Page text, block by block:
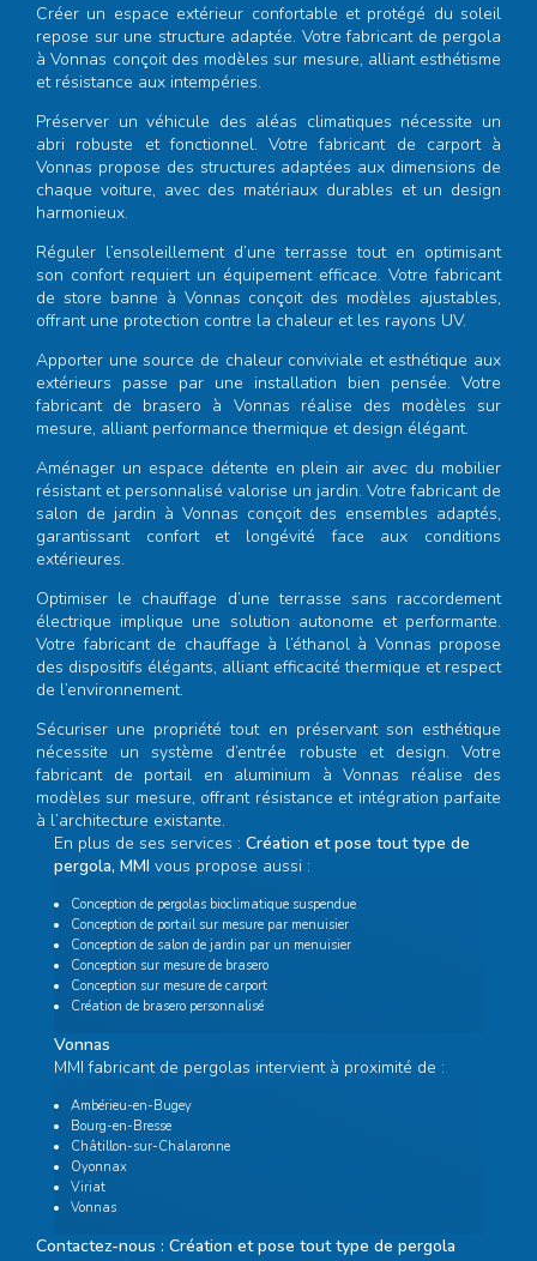
Créer un espace extérieur confortable et protégé du soleil
repose sur une structure adaptée. Votrefabricant de pergola
à Vonnas conçoit des modèles sur mesure, alliant esthétisme
et résistance aux intempéries.
Préserver un véhicule des aléas climatiques nécessite un
abri robuste et fonctionnel. Votrefabricant de carport à
Vonnas propose des structures adaptées aux dimensions de
chaque voiture, avec des matériaux durables et un design
harmonieux.
Réguler l’ensoleillement d’une terrasse tout en optimisant
son confort requiert un équipement efficace. Votrefabricant
de store banne à Vonnas conçoit des modèles ajustables,
offrant une protection contre la chaleur et les rayons UV.
Apporter une source de chaleur conviviale et esthétique aux
extérieurs passe par une installation bien pensée. Votre
fabricant de brasero à Vonnas réalise des modèles sur
mesure, alliant performance thermique et design élégant.
Aménager un espace détente en plein air avec du mobilier
résistant et personnalisé valorise un jardin. Votrefabricant de
salon de jardin à Vonnas conçoit des ensembles adaptés,
garantissant confort et longévité face aux conditions
extérieures.
Optimiser le chauffage d’une terrasse sans raccordement
électrique implique une solution autonome et performante.
Votrefabricant de chauffage à l’éthanol à Vonnas propose
des dispositifs élégants, alliant efficacité thermique et respect
de l’environnement.
Sécuriser une propriété tout en préservant son esthétique
nécessite un système d’entrée robuste et design. Votre
fabricant de portail en aluminium à Vonnas réalise des
modèles sur mesure, offrant résistance et intégration parfaite
à l’architecture existante.
En plus de ses services : Création et pose tout type de
pergola, MMI vous propose aussi :
Conception de pergolas bioclimatique suspendue
Conception de portail sur mesure par menuisier
Conception de salon de jardin par un menuisier
Conception sur mesure de brasero
Conception sur mesure de carport
Création de brasero personnalisé
Vonnas
MMI fabricant de pergolas intervient à proximité de :
Ambérieu-en-Bugey
Bourg-en-Bresse
Châtillon-sur-Chalaronne
Oyonnax
Viriat
Vonnas
Contactez-nous : Création et pose tout type de pergola